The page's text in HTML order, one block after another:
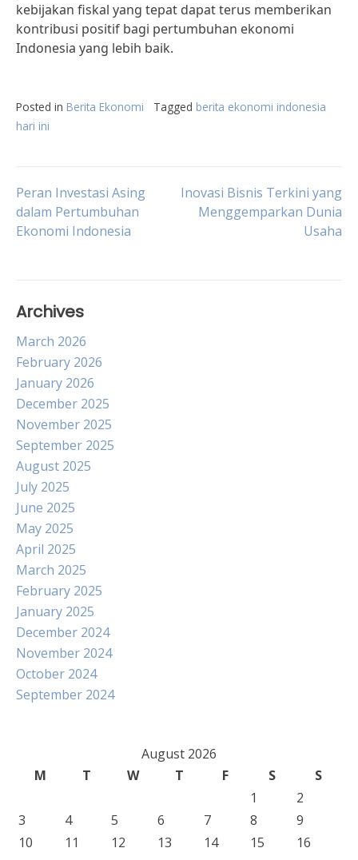
kebijakan fiskal yang tepat dapat terus memberikan
kontribusi positif bagi pertumbuhan ekonomi
Indonesia yang lebih baik.
Posted in Berita Ekonomi Tagged berita ekonomi indonesia
hari ini
Post
navigation
Peran Investasi Asing
dalam Pertumbuhan
Ekonomi Indonesia
Inovasi Bisnis Terkini yang
Menggemparkan Dunia
Usaha
Archives
March 2026
February 2026
January 2026
December 2025
November 2025
September 2025
August 2025
July 2025
June 2025
May 2025
April 2025
March 2025
February 2025
January 2025
December 2024
November 2024
October 2024
September 2024
August 2026
M
T W T F S
S
1
2
3
4 5 6 7 8
9
10
11 12 13 14 15
16